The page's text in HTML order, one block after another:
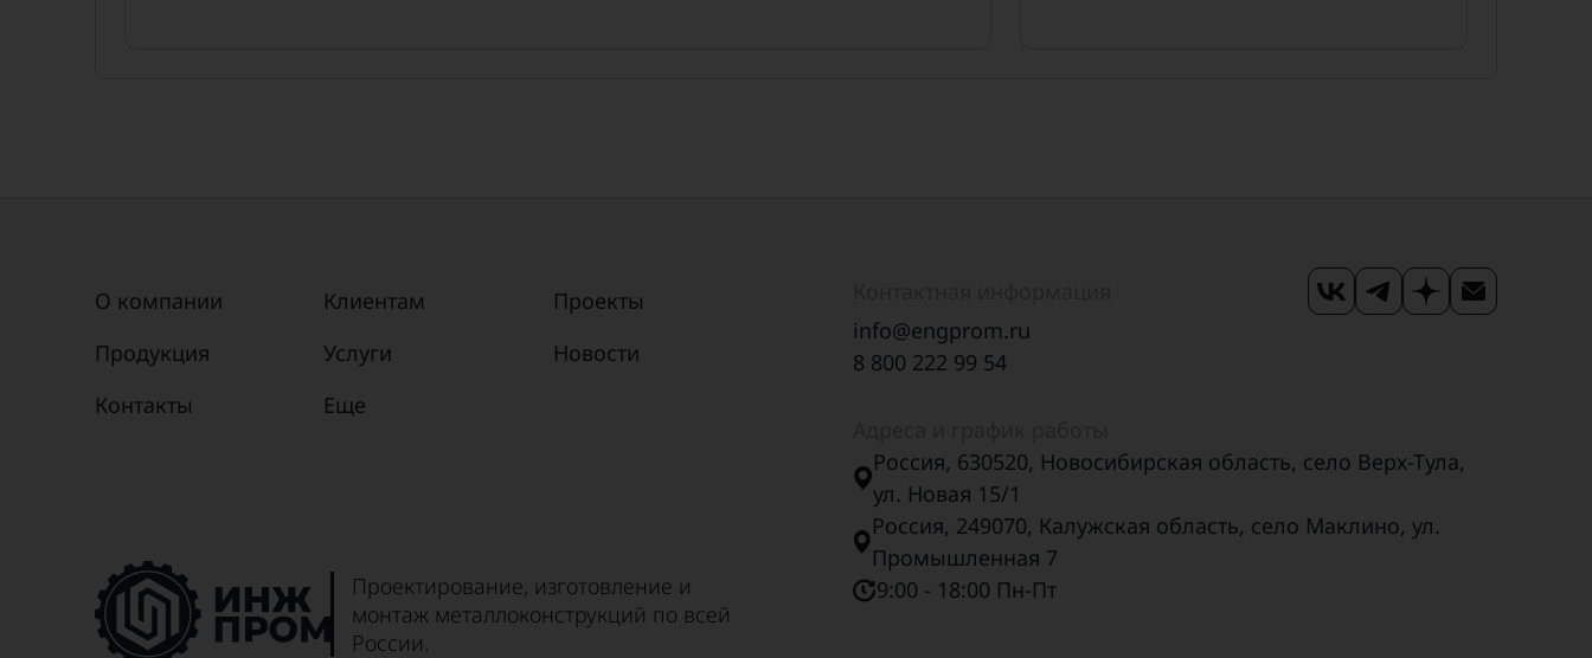
О компании Клиентам
Проекты
Продукция
Услуги
Новости
Контакты
Еще
Проектирование, изготовление и
монтаж металлоконструкций по всей
России.
info@engprom.ru
8 800 222 99 54
Россия, 630520, Новосибирская область, село Верх-Тула,
ул. Новая 15/1
Россия, 249070, Калужская область, село Маклино, ул.
Промышленная 7
9:00 - 18:00 Пн-Пт